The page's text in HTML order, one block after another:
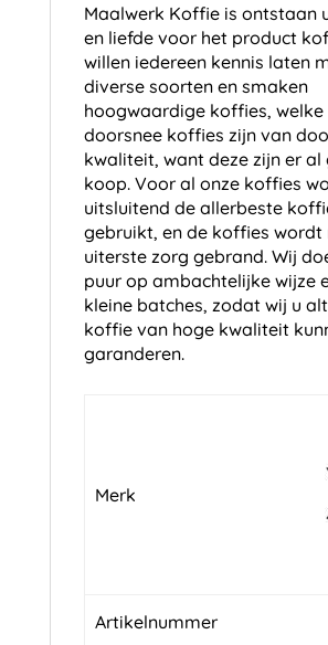
Maalwerk Koffie is ontstaan
en liefde voor het product
willen iedereen kennis laten
diverse soorten en smaken
hoogwaardige koffies, welke
doorsnee koffies zijn van
kwaliteit, want deze zijn er al
koop. Voor al onze koffies
uitsluitend de allerbeste
gebruikt, en de koffies wordt
uiterste zorg gebrand. Wij
puur op ambachtelijke wijze
kleine batches, zodat wij u
koffie van hoge kwaliteit
garanderen.
Merk
Artikelnummer